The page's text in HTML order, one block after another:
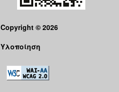
Copyright © 2026
Υλοποίηση